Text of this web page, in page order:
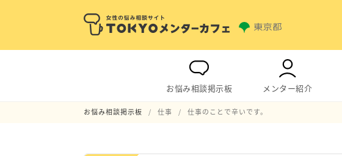
お悩み相談掲示板 メンター紹介
お悩み相談掲示板 仕事 仕事のことで辛いです。